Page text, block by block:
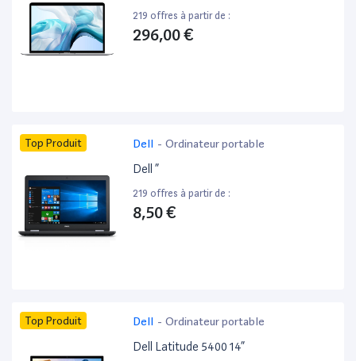
219 offres à partir de :
296,00 €
Top Produit Dell - Ordinateur portable
Dell ”
219 offres à partir de :
8,50 €
Top Produit Dell - Ordinateur portable
Dell Latitude 5400 14”